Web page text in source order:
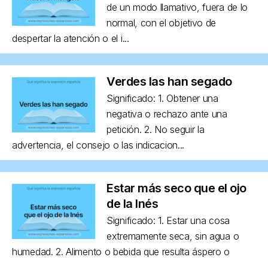
de un modo llamativo, fuera de lo
normal, con el objetivo de
despertar la atención o el i...
Verdes las han segado
Significado: 1. Obtener una
negativa o rechazo ante una
petición. 2. No seguir la
advertencia, el consejo o las indicacion...
Estar más seco que el ojo
de la Inés
Significado: 1. Estar una cosa
extremamente seca, sin agua o
humedad. 2. Alimento o bebida que resulta áspero o